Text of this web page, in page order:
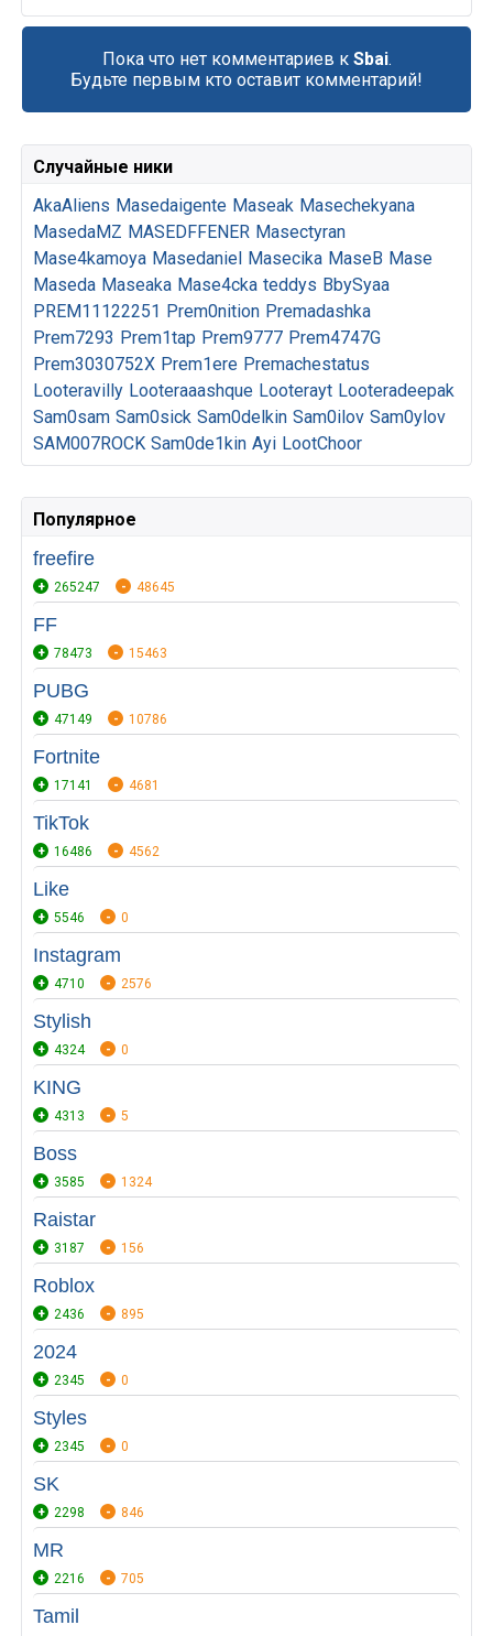
Пока что нет комментариев к Sbai.
Будьте первым кто оставит комментарий!
Случайные ники
AkaAliens Masedaigente Maseak Masechekyana
MasedaMZ MASEDFFENER Masectyran
Mase4kamoya Masedaniel Masecika MaseB Mase
Maseda Maseaka Mase4cka teddys BbySyaa
PREM11122251 Prem0nition Premadashka
Prem7293 Prem1tap Prem9777 Prem4747G
Prem3030752X Prem1ere Premachestatus
Looteravilly Looteraaashque Looterayt Looteradeepak
Sam0sam Sam0sick Sam0delkin Sam0ilov Sam0ylov
SAM007ROCK Sam0de1kin Ayi LootChoor
Популярное
freefire
265247 48645
FF
78473 15463
PUBG
47149 10786
Fortnite
17141 4681
TikTok
16486 4562
Like
5546 0
Instagram
4710 2576
Stylish
4324 0
KING
4313 5
Boss
3585 1324
Raistar
3187 156
Roblox
2436 895
2024
2345 0
Styles
2345 0
SK
2298 846
MR
2216 705
Tamil